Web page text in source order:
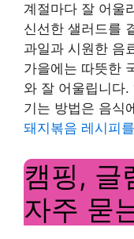
계절마다 잘 어울
신선한 샐러드를
과일과 시원한 음
가을에는 따뜻한
와 잘 어울립니다.
기는 방법은 음식
돼지볶음 레시피
캠핑, 글
자주 묻